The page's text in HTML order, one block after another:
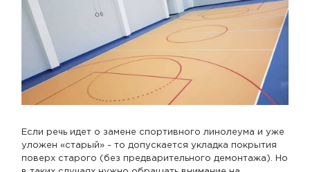
Если речь идет о замене спортивного линолеума и уже
уложен «старый» - то допускается укладка покрытия
поверх старого (без предварительного демонтажа). Но